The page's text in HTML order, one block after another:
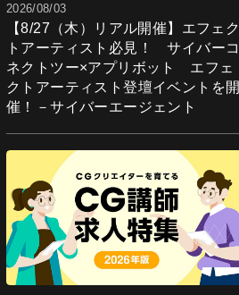
2026/08/03
【8/27（木）リアル開催】エフェク
トアーティスト必見！ サイバーコ
ネクトツー×アプリボット エフェ
クトアーティスト登壇イベントを開
催！－サイバーエージェント